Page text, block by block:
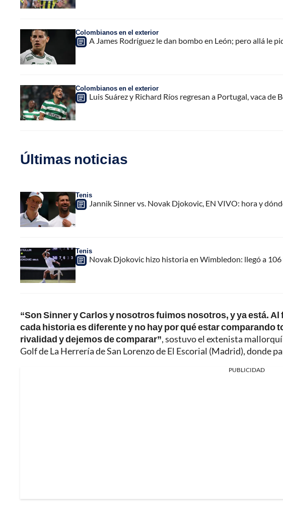
Colombianos en el exterior
A James Rodríguez le dan bombo en León; pero allá le
Colombianos en el exterior
Luis Suárez y Richard Ríos regresan a Portugal, vaca
Últimas noticias
Tenis
Jannik Sinner vs. Novak Djokovic, EN VIVO: hora y
Tenis
Novak Djokovic hizo historia en Wimbledon: llegó a
“Son Sinner y Carlos y nosotros fuimos nosotros, y ya está.
cada historia es diferente y no hay por qué estar comparando
rivalidad y dejemos de comparar”, sostuvo el extenista
Golf de La Herrería de San Lorenzo de El Escorial (Madrid), donde
PUBLICIDAD